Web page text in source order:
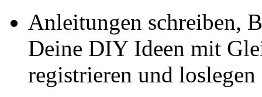
Anleitungen schreiben,
Deine DIY Ideen mit
registrieren und loslegen